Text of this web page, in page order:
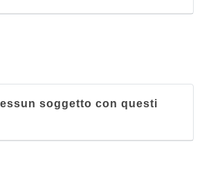
soggetto con questi